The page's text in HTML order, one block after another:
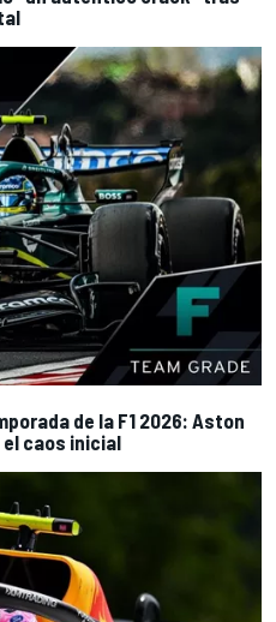
de la F1 2026: Aston
caos inicial